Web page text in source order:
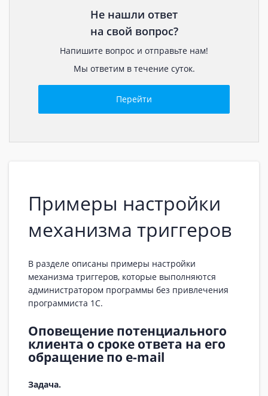
Примеры настройки
механизма триггеров
В разделе описаны примеры настройки
механизма триггеров, которые выполняются
администратором программы без привлечения
программиста 1С.
Оповещение потенциального
клиента о сроке ответа на его
обращение по e-mail
Задача.
Не нашли ответ
на свой вопрос?
Напишите вопрос и отправьте нам!
Мы ответим в течение суток.
Перейти